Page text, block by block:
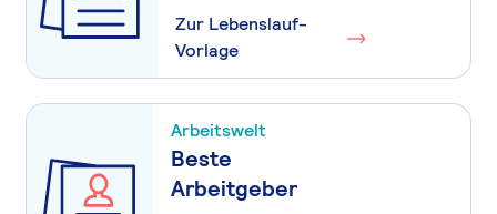
Zur Lebenslauf-
Vorlage
Arbeitswelt
Beste
Arbeitgeber